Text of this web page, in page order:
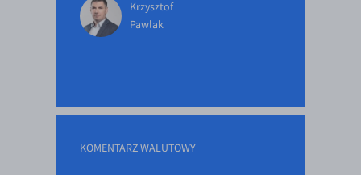
Krzysztof
Pawlak
KOMENTARZ WALUTOWY